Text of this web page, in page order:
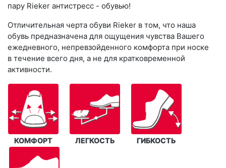
пару Rieker антистресс - обувью!
Отличительная черта обуви Rieker в том, что наша
обувь предназначена для ощущения чувства Вашего
ежедневного, непревзойденного комфорта при носке
в течение всего дня, а не для кратковременной
активности.
КОМФОРТ ЛЕГКОСТЬ ГИБКОСТЬ